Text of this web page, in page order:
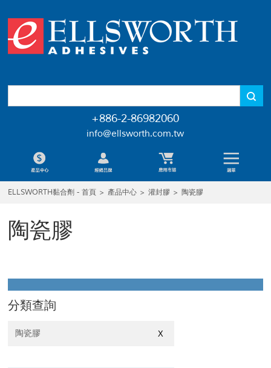
+886-2-86982060
info@ellsworth.com.tw
ELLSWORTH黏合劑 - 首頁 > 產品中心 > 灌封膠 > 陶瓷膠
陶瓷膠
分類查詢
陶瓷膠 X